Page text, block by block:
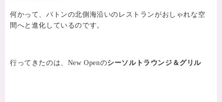
何かって、パトンの北側海沿いのレストランがおしゃれな空
間へと進化しているのです。
行ってきたのは、New Openのシーソルトラウンジ＆グリル